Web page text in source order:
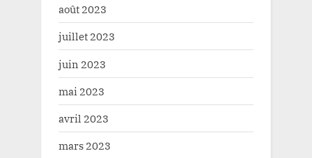
août 2023
juillet 2023
juin 2023
mai 2023
avril 2023
mars 2023